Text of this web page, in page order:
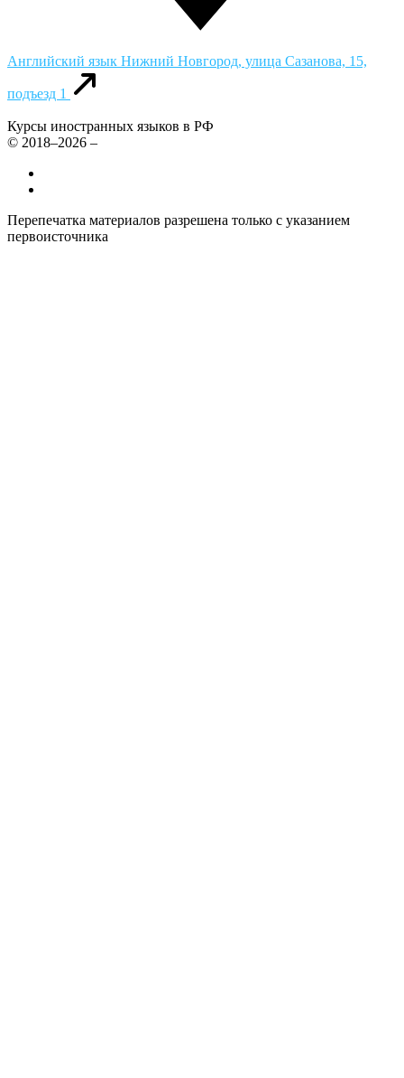
Английский язык Нижний Новгород, улица Сазанова, 15,
подъезд 1
Курсы иностранных языков в РФ
© 2018–2026 –
Перепечатка материалов разрешена только с указанием
первоисточника